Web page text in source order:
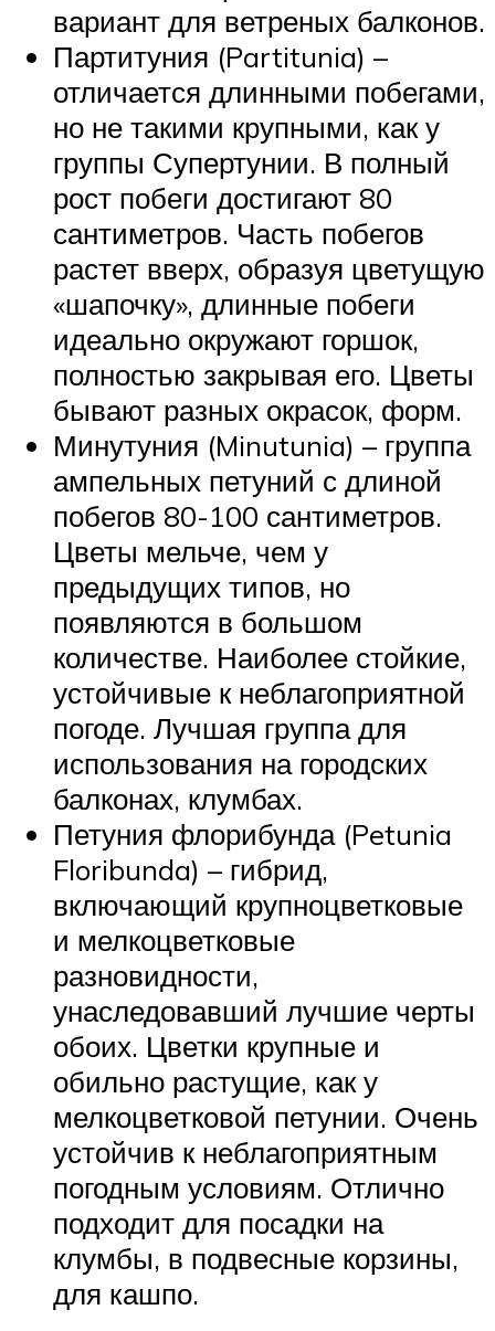
вариант для ветреных балконов.
Партитуния (Partitunia) –
отличается длинными побегами,
но не такими крупными, как у
группы Супертунии. В полный
рост побеги достигают 80
сантиметров. Часть побегов
растет вверх, образуя цветущую
«шапочку», длинные побеги
идеально окружают горшок,
полностью закрывая его. Цветы
бывают разных окрасок, форм.
Минутуния (Minutunia) – группа
ампельных петуний с длиной
побегов 80-100 сантиметров.
Цветы мельче, чем у
предыдущих типов, но
появляются в большом
количестве. Наиболее стойкие,
устойчивые к неблагоприятной
погоде. Лучшая группа для
использования на городских
балконах, клумбах.
Петуния флорибунда (Petunia
Floribunda) – гибрид,
включающий крупноцветковые
и мелкоцветковые
разновидности,
унаследовавший лучшие черты
обоих. Цветки крупные и
обильно растущие, как у
мелкоцветковой петунии. Очень
устойчив к неблагоприятным
погодным условиям. Отлично
подходит для посадки на
клумбы, в подвесные корзины,
для кашпо.